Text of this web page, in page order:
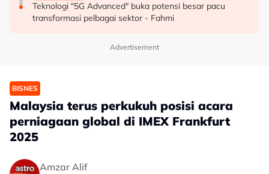
Mohamed Salah sertai Trabzonspor, terima €17 juta
semusim
Berita tempatan pilihan sepanjang hari ini
Teknologi "5G Advanced" buka potensi besar pacu
transformasi pelbagai sektor - Fahmi
Advertisement
BISNES
Malaysia terus perkukuh posisi acara
perniagaan global di IMEX Frankfurt
2025
Amzar Alif